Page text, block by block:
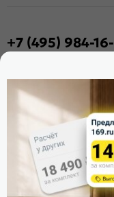
+7 (495) 984-
Оцените магазин